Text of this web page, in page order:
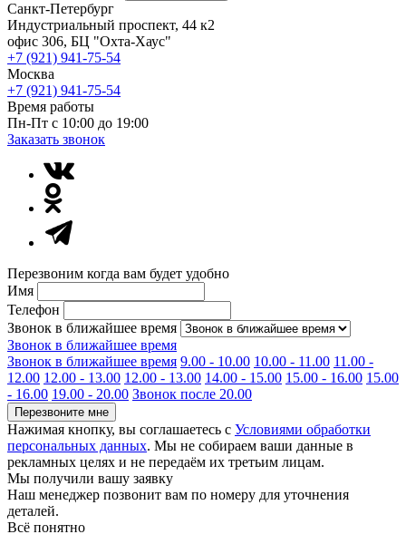
Санкт-Петербург
Индустриальный проспект, 44 к2
офис 306, БЦ "Охта-Хаус"
+7 (921) 941-75-54
Москва
+7 (921) 941-75-54
Время работы
Пн-Пт с 10:00 до 19:00
Заказать звонок
Перезвоним когда вам будет удобно
Имя
Телефон
Звонок в ближайшее время
Звонок в ближайшее время
Звонок в ближайшее время 9.00 - 10.00 10.00 - 11.00 11.00 -
12.00 12.00 - 13.00 12.00 - 13.00 14.00 - 15.00 15.00 - 16.00 15.00
- 16.00 19.00 - 20.00 Звонок после 20.00
Перезвоните мне
Нажимая кнопку, вы соглашаетесь с Условиями обработки
персональных данных. Мы не собираем ваши данные в
рекламных целях и не передаём их третьим лицам.
Мы получили вашу заявку
Наш менеджер позвонит вам по номеру для уточнения
деталей.
Всё понятно